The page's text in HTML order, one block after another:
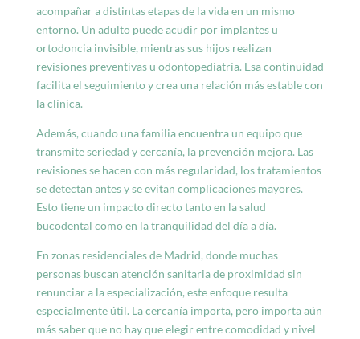
acompañar a distintas etapas de la vida en un mismo
entorno. Un adulto puede acudir por implantes u
ortodoncia invisible, mientras sus hijos realizan
revisiones preventivas u odontopediatría. Esa continuidad
facilita el seguimiento y crea una relación más estable con
la clínica.
Además, cuando una familia encuentra un equipo que
transmite seriedad y cercanía, la prevención mejora. Las
revisiones se hacen con más regularidad, los tratamientos
se detectan antes y se evitan complicaciones mayores.
Esto tiene un impacto directo tanto en la salud
bucodental como en la tranquilidad del día a día.
En zonas residenciales de Madrid, donde muchas
personas buscan atención sanitaria de proximidad sin
renunciar a la especialización, este enfoque resulta
especialmente útil. La cercanía importa, pero importa aún
más saber que no hay que elegir entre comodidad y nivel